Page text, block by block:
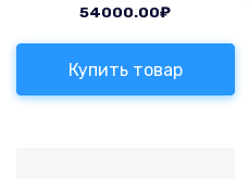
54000.00₽
Купить товар